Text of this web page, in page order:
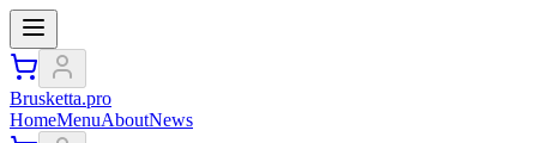
Brusketta.pro
HomeMenuAboutNews